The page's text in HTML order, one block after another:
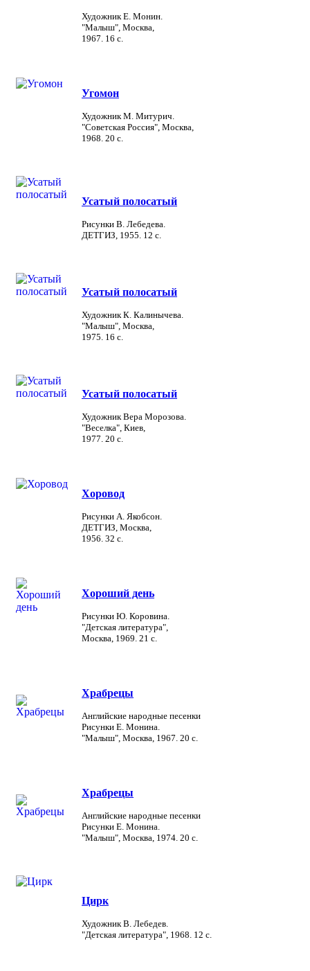
Художник Е. Монин.
"Малыш", Москва,
1967. 16 с.
Угомон
Художник М. Митурич.
"Советская Россия", Москва,
1968. 20 с.
Усатый полосатый
Рисунки В. Лебедева.
ДЕТГИЗ, 1955. 12 с.
Усатый полосатый
Художник К. Калинычева.
"Малыш", Москва,
1975. 16 с.
Усатый полосатый
Художник Вера Морозова.
"Веселка", Киев,
1977. 20 с.
Хоровод
Рисунки А. Якобсон.
ДЕТГИЗ, Москва,
1956. 32 с.
Хороший день
Рисунки Ю. Коровина.
"Детская литература",
Москва, 1969. 21 с.
Храбрецы
Английские народные песенки
Рисунки Е. Монина.
"Малыш", Москва, 1967. 20 с.
Храбрецы
Английские народные песенки
Рисунки Е. Монина.
"Малыш", Москва, 1974. 20 с.
Цирк
Художник В. Лебедев.
"Детская литература", 1968. 12 с.